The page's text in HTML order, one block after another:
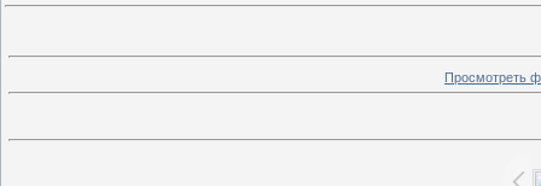
Просмотреть